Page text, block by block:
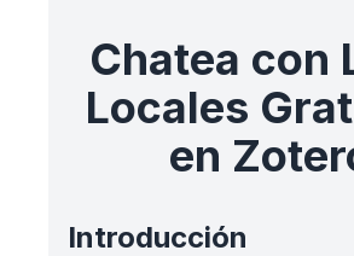
Chatea con
Locales
en
Introducción